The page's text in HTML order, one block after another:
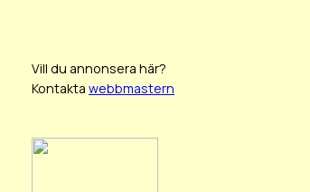
Vill du annonsera här?
Kontakta webbmastern